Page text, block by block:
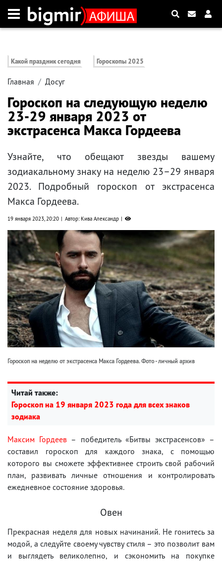
Какой праздник сегодня Гороскопы 2025
Главная Досуг
Гороскоп на следующую неделю
23-29 января 2023 от
экстрасенса Макса Гордеева
Узнайте, что обещают звезды вашему
зодиакальному знаку на неделю 23–29 января
2023. Подробный гороскоп от экстрасенса
Макса Гордеева.
19 января 2023, 20:20 Автор: Кива Александр
Гороскоп на неделю от экстрасенса Макса Гордеева. Фото - личный архив
Читай также:
Гороскоп на 19 января 2023 года для всех знаков
зодиака
Максим Гордеев – победитель «Битвы экстрасенсов» –
составил гороскоп для каждого знака, с помощью
которого вы сможете эффективнее строить свой рабочий
план, развивать личные отношения и контролировать
ежедневное состояние здоровья.
Овен
Прекрасная неделя для новых начинаний. Не гонитесь за
модой, а следуйте своему чувству стиля – это позволит вам
и выглядеть великолепно, и сэкономить на покупке